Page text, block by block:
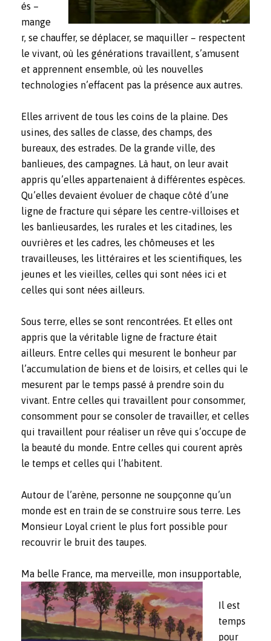
és –
mange
r, se chauffer, se déplacer, se maquiller – respectent
le vivant, où les générations travaillent, s’amusent
et apprennent ensemble, où les nouvelles
technologies n’effacent pas la présence aux autres.
Elles arrivent de tous les coins de la plaine. Des
usines, des salles de classe, des champs, des
bureaux, des estrades. De la grande ville, des
banlieues, des campagnes. Là haut, on leur avait
appris qu’elles appartenaient à différentes espèces.
Qu’elles devaient évoluer de chaque côté d’une
ligne de fracture qui sépare les centre-villoises et
les banlieusardes, les rurales et les citadines, les
ouvrières et les cadres, les chômeuses et les
travailleuses, les littéraires et les scientifiques, les
jeunes et les vieilles, celles qui sont nées ici et
celles qui sont nées ailleurs.
Sous terre, elles se sont rencontrées. Et elles ont
appris que la véritable ligne de fracture était
ailleurs. Entre celles qui mesurent le bonheur par
l’accumulation de biens et de loisirs, et celles qui le
mesurent par le temps passé à prendre soin du
vivant. Entre celles qui travaillent pour consommer,
consomment pour se consoler de travailler, et celles
qui travaillent pour réaliser un rêve qui s’occupe de
la beauté du monde. Entre celles qui courent après
le temps et celles qui l’habitent.
Autour de l’arène, personne ne soupçonne qu’un
monde est en train de se construire sous terre. Les
Monsieur Loyal crient le plus fort possible pour
recouvrir le bruit des taupes.
Ma belle France, ma merveille, mon insupportable,
Il est
temps
pour